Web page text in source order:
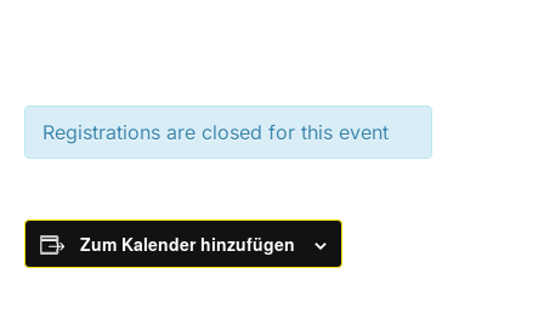
Registrations are closed for this event
Zum Kalender hinzufügen